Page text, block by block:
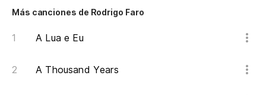
Más canciones de Rodrigo Faro
A Lua e Eu
A Thousand Years